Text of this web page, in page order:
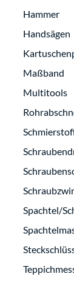
Hammer
Handsägen
Maßband
Multitools
Spachtel/